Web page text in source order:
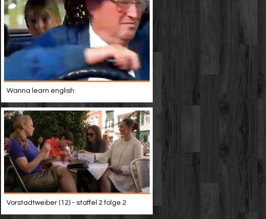
Wanna learn english
Vorstadtweiber (12) - staffel 2 folge 2